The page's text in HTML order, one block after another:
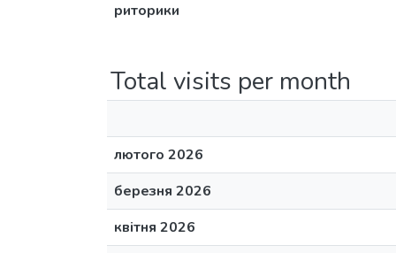
риторики
Total visits per month
лютого 2026
березня 2026
квітня 2026